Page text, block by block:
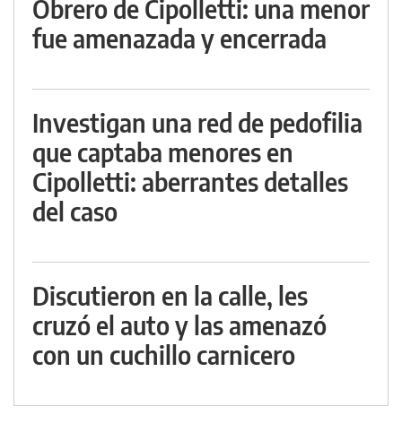
Obrero de Cipolletti: una menor
fue amenazada y encerrada
Investigan una red de pedofilia
que captaba menores en
Cipolletti: aberrantes detalles
del caso
Discutieron en la calle, les
cruzó el auto y las amenazó
con un cuchillo carnicero